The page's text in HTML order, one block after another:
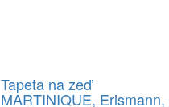
Tapeta na zeď
MARTINIQUE, Erismann,